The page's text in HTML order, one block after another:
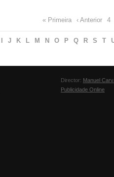
« Primeira ‹ Anterior 4
J K L M N O P Q R S T
Director: Manuel
Publicidade Online